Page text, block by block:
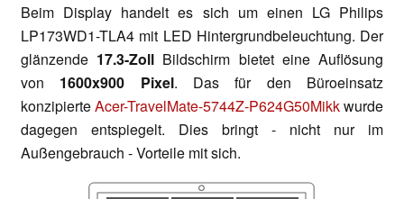
Beim Display handelt es sich um einen LG Philips
LP173WD1-TLA4 mit LED Hintergrundbeleuchtung. Der
glänzende 17.3-Zoll Bildschirm bietet eine Auflösung
von 1600x900 Pixel. Das für den Büroeinsatz
konzipierteAcer-TravelMate-5744Z-P624G50Mikkwurde
dagegen entspiegelt. Dies bringt - nicht nur im
Außengebrauch - Vorteile mit sich.